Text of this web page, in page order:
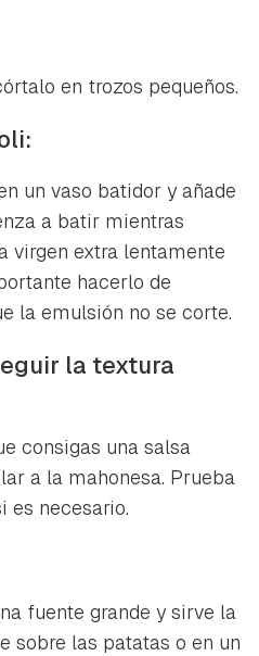
en trozos pequeños.
un vaso batidor y añade
a batir mientras
virgen extra lentamente
hacerlo de
la emulsión no se corte.
la textura
consigas una salsa
a la mahonesa. Prueba
es necesario.
fuente grande y sirve la
sobre las patatas o en un